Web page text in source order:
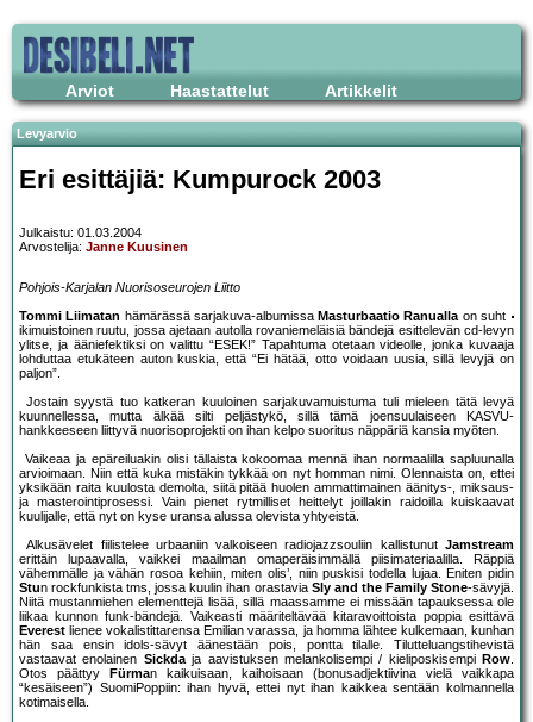
Arviot Haastattelut Artikkelit
Levyarvio
Eri esittäjiä: Kumpurock 2003
Julkaistu: 01.03.2004
Arvostelija: Janne Kuusinen
Pohjois-Karjalan Nuorisoseurojen Liitto
Tommi Liimatan hämärässä sarjakuva-albumissa Masturbaatio Ranuallaon suht
ikimuistoinen ruutu, jossa ajetaan autolla rovaniemeläisiä bändejä esittelevän cd-levyn
ylitse, ja ääniefektiksi on valittu “ESEK!” Tapahtuma otetaan videolle, jonka kuvaaja
lohduttaa etukäteen auton kuskia, että “Ei hätää, otto voidaan uusia, sillä levyjä on
paljon”.
Jostain syystä tuo katkeran kuuloinen sarjakuvamuistuma tuli mieleen tätä levyä
kuunnellessa, mutta älkää silti peljästykö, sillä tämä joensuulaiseen KASVU-
hankkeeseen liittyvä nuorisoprojekti on ihan kelpo suoritus näppäriä kansia myöten.
Vaikeaa ja epäreiluakin olisi tällaista kokoomaa mennä ihan normaalilla sapluunalla
arvioimaan. Niin että kuka mistäkin tykkää on nyt homman nimi. Olennaista on, ettei
yksikään raita kuulosta demolta, siitä pitää huolen ammattimainen äänitys-, miksaus-
ja masterointiprosessi. Vain pienet rytmilliset heittelyt joillakin raidoilla kuiskaavat
kuulijalle, että nyt on kyse uransa alussa olevista yhtyeistä.
Alkusävelet fiilistelee urbaaniin valkoiseen radiojazzsouliin kallistunut Jamstream
erittäin lupaavalla, vaikkei maailman omaperäisimmällä piisimateriaalilla. Räppiä
vähemmälle ja vähän rosoa kehiin, miten olis’, niin puskisi todella lujaa. Eniten pidin
Stun rockfunkista tms, jossa kuulin ihan orastavia Sly and the Family Stone-sävyjä.
Niitä mustanmiehen elementtejä lisää, sillä maassamme ei missään tapauksessa ole
liikaa kunnon funk-bändejä. Vaikeasti määriteltävää kitaravoittoista poppia esittävä
Everest lienee vokalistittarensa Emilian varassa, ja homma lähtee kulkemaan, kunhan
hän saa ensin idols-sävyt äänestään pois, pontta tilalle. Tilutteluangstihevistä
vastaavat enolainen Sickdaja aavistuksen melankolisempi / kieliposkisempi Row.
Otos päättyy
Fürman kaikuisaan, kaihoisaan (bonusadjektiivina vielä vaikkapa
“kesäiseen”) SuomiPoppiin: ihan hyvä, ettei nyt ihan kaikkea sentään kolmannella
kotimaisella.